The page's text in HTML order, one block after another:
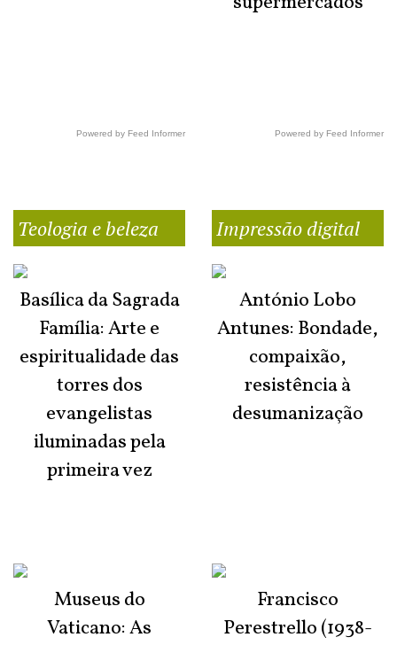
Powered by Feed Informer Powered by Feed Informer
Teologia e beleza
Basílica da Sagrada
Família: Arte e
espiritualidade das
torres dos
evangelistas
iluminadas pela
primeira vez
Museus do
Vaticano: As
Impressão digital
António Lobo
Antunes: Bondade,
compaixão,
resistência à
desumanização
Francisco
Perestrello (1938-